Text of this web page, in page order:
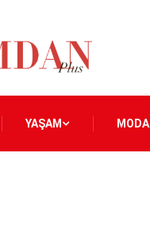
YAŞAM MODA